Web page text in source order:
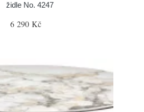
židle No. 4247
6 290 Kč